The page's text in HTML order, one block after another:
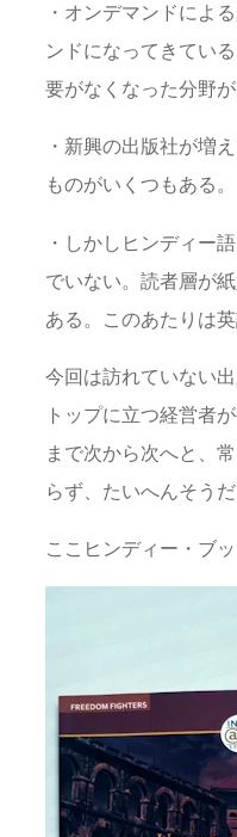
・オンデマンドによ
ンドになってきてい
要がなくなった分野が
・新興の出版社が増
ものがいくつもある。
・しかしヒンディー
でいない。読者層が
ある。このあたりは
今回は訪れていない
トップに立つ経営者
まで次から次へと、
らず、たいへんそうだ
ここヒンディー・ブ